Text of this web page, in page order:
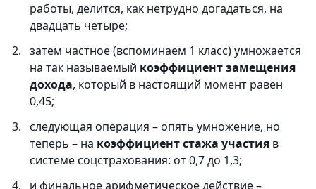
работы, делится, как нетрудно догадаться, на
двадцать четыре;
затем частное (вспоминаем 1 класс) умножается
на так называемый коэффициент замещения
дохода, который в настоящий момент равен
0,45;
следующая операция – опять умножение, но
теперь – на коэффициент стажа участия в
системе соцстрахования: от 0,7 до 1,3;
и финальное арифметическое действие –